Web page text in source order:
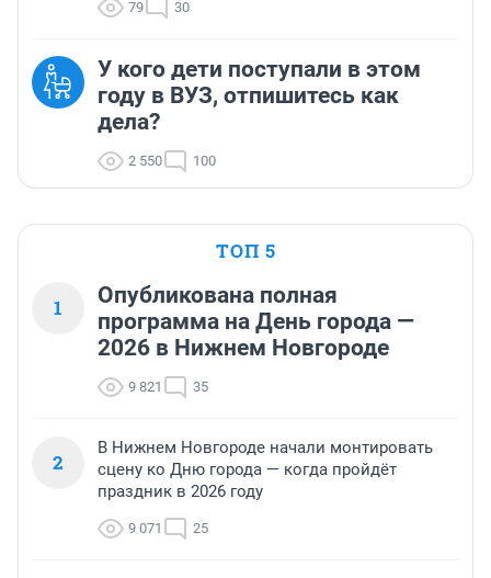
79 30
У кого дети поступали в этом
году в ВУЗ, отпишитесь как
дела?
2 550 100
ТОП 5
1
Опубликована полная
программа на День города —
2026 в Нижнем Новгороде
9 821 35
2
В Нижнем Новгороде начали монтировать
сцену ко Дню города — когда пройдёт
праздник в 2026 году
9 071 25